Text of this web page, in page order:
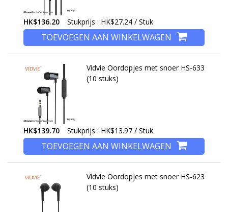
HK$136.20 Stukprijs : HK$27.24 / Stuk
TOEVOEGEN AAN WINKELWAGEN
Vidvie Oordopjes met snoer HS-633
(10 stuks)
HK$139.70 Stukprijs : HK$13.97 / Stuk
TOEVOEGEN AAN WINKELWAGEN
Vidvie Oordopjes met snoer HS-623
(10 stuks)